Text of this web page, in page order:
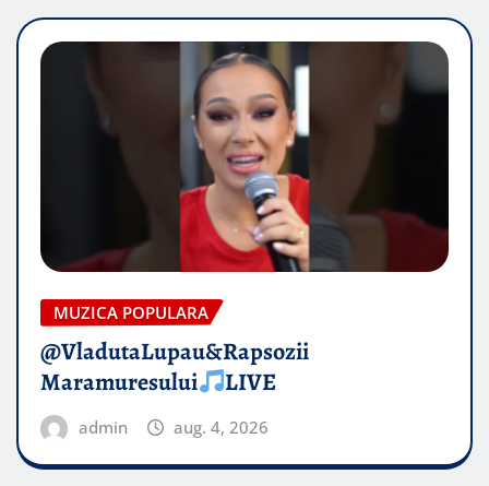
MUZICA POPULARA
@VladutaLupau&Rapsozii
Maramuresului
LIVE
admin aug. 4, 2026